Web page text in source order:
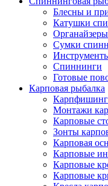
Блесны и
Катушки
Сумки
Спиннинги
Готовые
Карповая рыбалка
Монтажи
Карповые
Зонты
Карповая
Карповые
Карповые
Карповые